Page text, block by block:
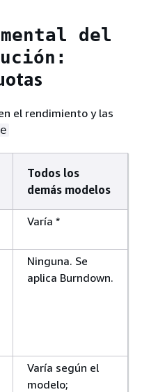
del
el rendimiento y las
Todos los
demás modelos
Varía *
Ninguna. Se
aplica Burndown.
Varía según el
modelo;